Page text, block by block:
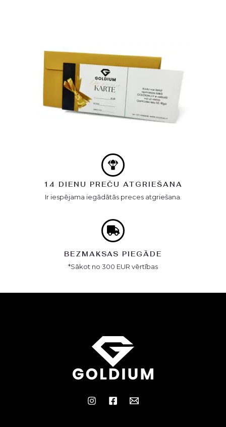
14 DIENU PREČU ATGRIEŠANA
Ir iespējama iegādātās preces atgriešana.
BEZMAKSAS PIEGĀDE
*Sākot no 300 EUR vērtības